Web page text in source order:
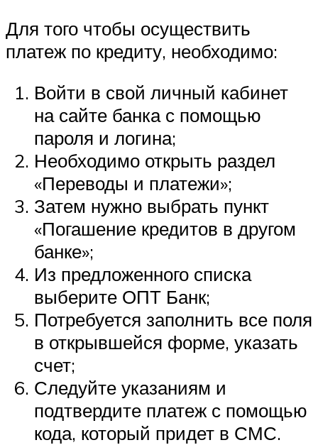
Для того чтобы осуществить
платеж по кредиту, необходимо:
Войти в свой личный кабинет
на сайте банка с помощью
пароля и логина;
Необходимо открыть раздел
«Переводы и платежи»;
Затем нужно выбрать пункт
«Погашение кредитов в другом
банке»;
Из предложенного списка
выберите ОПТ Банк;
Потребуется заполнить все поля
в открывшейся форме, указать
счет;
Следуйте указаниям и
подтвердите платеж с помощью
кода, который придет в СМС.